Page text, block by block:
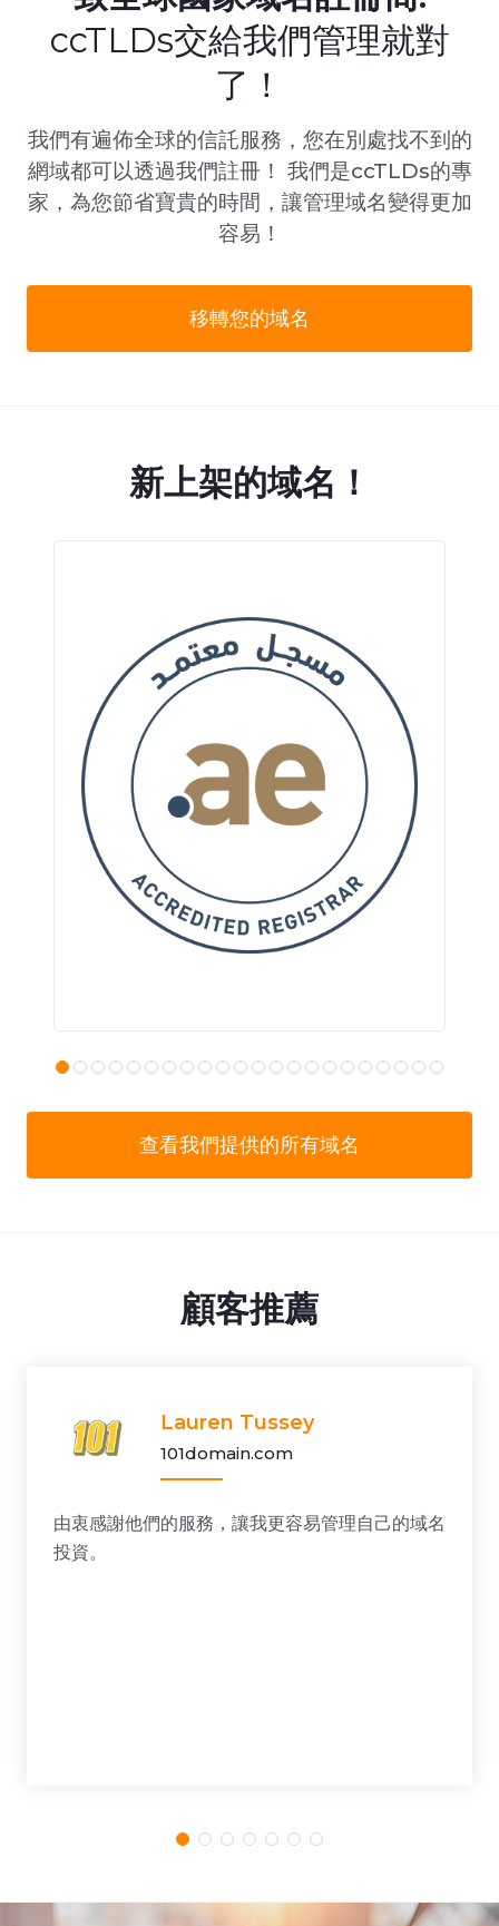
ccTLDs交給我們管理就對
了！
我們有遍佈全球的信託服務，您在別處找不到的
網域都可以透過我們註冊！ 我們是ccTLDs的專
家，為您節省寶貴的時間，讓管理域名變得更加
容易！
移轉您的域名
新上架的域名！
查看我們提供的所有域名
顧客推薦
Lauren Tussey
101domain.com
由衷感謝他們的服務，讓我更容易管理自己的域名
投資。